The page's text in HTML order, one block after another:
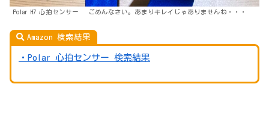
Polar H7 心拍センサー ごめんなさい。あまりキレイじゃありませんね・・・
Amazon 検索結果
・Polar 心拍センサー 検索結果